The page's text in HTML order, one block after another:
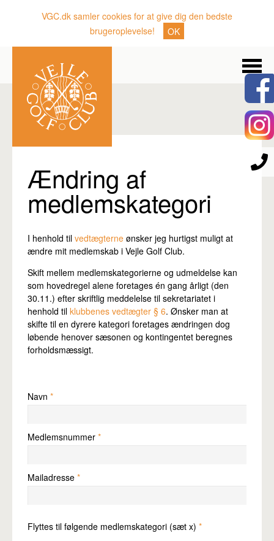
VGC.dk samler cookies for at give dig den bedste
brugeroplevelse!
OK
Nyheder
Klubben
Gæster
Sporten
Erhverv
Pro
Ændring af
medlemskategori
I henhold til vedtægterne ønsker jeg hurtigst muligt at
ændre mit medlemskab i Vejle Golf Club.
Skift mellem medlemskategorierne og udmeldelse kan
som hovedregel alene foretages én gang årligt (den
30.11.) efter skriftlig meddelelse til sekretariatet i
henhold til klubbenes vedtægter § 6. Ønsker man at
skifte til en dyrere kategori foretages ændringen dog
løbende henover sæsonen og kontingentet beregnes
forholdsmæssigt.
Navn *
Medlemsnummer *
Mailadresse *
Flyttes til følgende medlemskategori (sæt x) *